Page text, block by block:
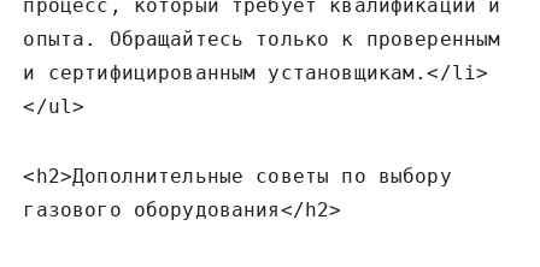
процесс‚ который требует квалификации и
опыта. Обращайтесь только к проверенным
и сертифицированным установщикам.</li>
</ul>
<h2>Дополнительные советы по выбору
газового оборудования</h2>